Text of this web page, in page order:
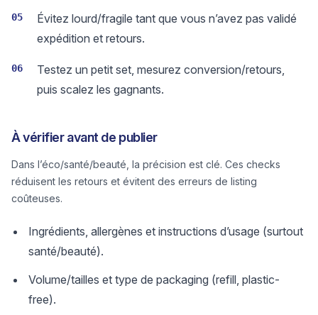
05
Évitez lourd/fragile tant que vous n’avez pas validé
expédition et retours.
06
Testez un petit set, mesurez conversion/retours,
puis scalez les gagnants.
À vérifier avant de publier
Dans l’éco/santé/beauté, la précision est clé. Ces checks
réduisent les retours et évitent des erreurs de listing
coûteuses.
Ingrédients, allergènes et instructions d’usage (surtout
santé/beauté).
Volume/tailles et type de packaging (refill, plastic-
free).